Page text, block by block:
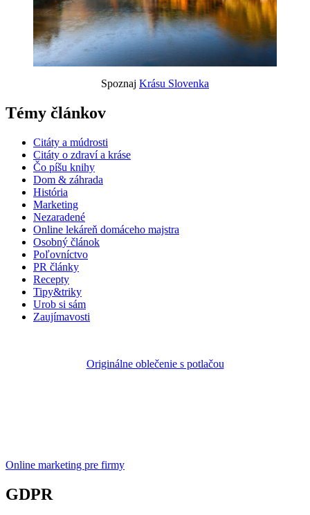
Spoznaj Krásu Slovenka
Témy článkov
Citáty a múdrosti
Citáty o zdraví a kráse
Čo píšu knihy
Dom & záhrada
História
Marketing
Nezaradené
Online lekáreň domáceho majstra
Osobný článok
Poľovníctvo
PR články
Recepty
Tipy&triky
Urob si sám
Zaujímavosti
Originálne oblečenie s potlačou
Online marketing pre firmy
GDPR